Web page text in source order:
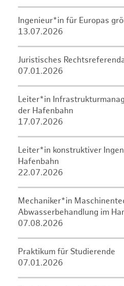
Ingenieur*in für Europas
13.07.2026
Juristisches
07.01.2026
Leiter*in
der Hafenbahn
17.07.2026
Leiter*in konstruktiver
Hafenbahn
22.07.2026
Mechaniker*in
Abwasserbehandlung im
07.08.2026
Praktikum für Studierende
07.01.2026